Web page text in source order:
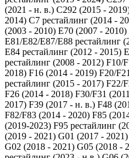
(2021 - н. в.) C292 (2015 -
2014) C7 рестайлинг (2014 -
(2003 - 2010) E70 (2007 - 2010)
E81/E82/E87/E88 рестайлинг
E84 рестайлинг (2012 - 2015)
рестайлинг (2008 - 2012) F10/
2018) F16 (2014 - 2019) F20/
рестайлинг (2015 - 2017) F22/
F26 (2014 - 2018) F30/F31
2017) F39 (2017 - н. в.) F48
F82/F83 (2014 - 2020) F85
(2019-2023) F95 рестайлинг
(2019 - 2021) G01 (2017 - 2021)
G02 (2018 - 2021) G05 (2018 -